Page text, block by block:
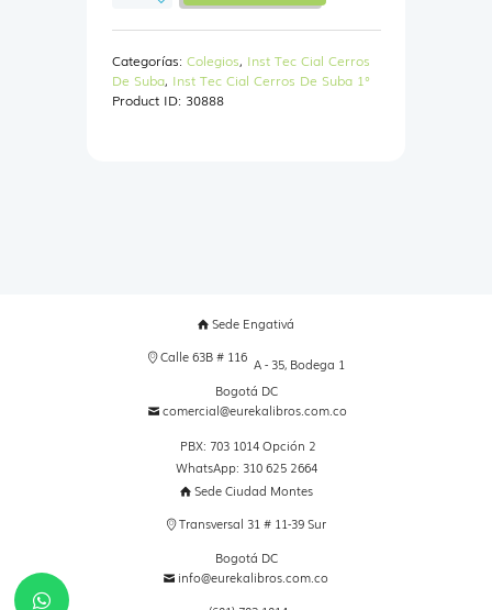
COMPRENSIÓN
LECTURA
A
cantidad
Categorías: Colegios, Inst Tec Cial Cerros
De Suba, Inst Tec Cial Cerros De Suba 1°
Product ID: 30888
Sede Engativá
Calle 63B # 116 A - 35, Bodega 1
Bogotá DC
comercial@eurekalibros.com.co
PBX: 703 1014 Opción 2
WhatsApp: 310 625 2664
Sede Ciudad Montes
Transversal 31 # 11-39 Sur
Bogotá DC
info@eurekalibros.com.co